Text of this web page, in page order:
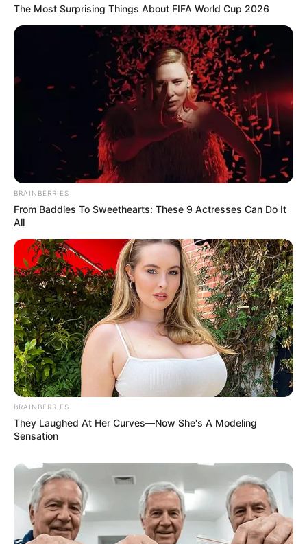
The Most Surprising Things About FIFA World Cup 2026
BRAINBERRIES
From Baddies To Sweethearts: These 9 Actresses Can Do It
All
BRAINBERRIES
They Laughed At Her Curves—Now She's A Modeling
Sensation